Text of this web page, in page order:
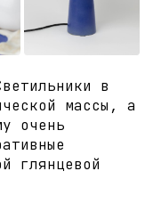
в
массы, а
очень
глянцевой